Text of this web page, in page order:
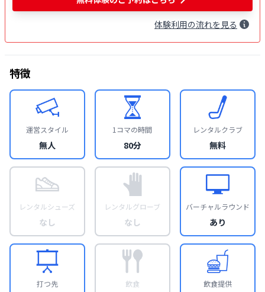
体験利用の流れを見る
特徴
運営スタイル
無人
1コマの時間
80分
レンタルクラブ
無料
レンタルシューズ
なし
レンタルグローブ
なし
バーチャルラウンド
あり
打つ先 飲食 飲食提供